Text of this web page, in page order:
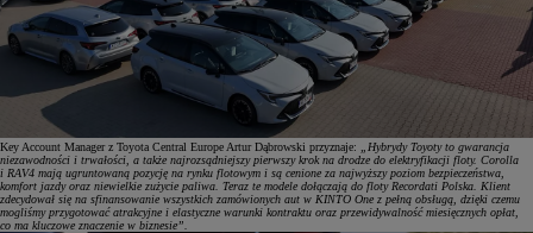
Key Account Manager z Toyota Central Europe Artur Dąbrowski przyznaje:
„Hybrydy Toyoty to gwarancja
niezawodności i trwałości, a także najrozsądniejszy pierwszy krok na drodze do elektryfikacji floty. Corolla
i RAV4 mają ugruntowaną pozycję na rynku flotowym i są cenione za najwyższy poziom bezpieczeństwa,
komfort jazdy oraz niewielkie zużycie paliwa. Teraz te modele dołączają do floty Recordati Polska. Klient
zdecydował się na sfinansowanie wszystkich zamówionych aut w KINTO One z pełną obsługą, dzięki czemu
mogliśmy przygotować atrakcyjne i elastyczne warunki kontraktu oraz przewidywalność miesięcznych opłat,
co ma kluczowe znaczenie w biznesie”.